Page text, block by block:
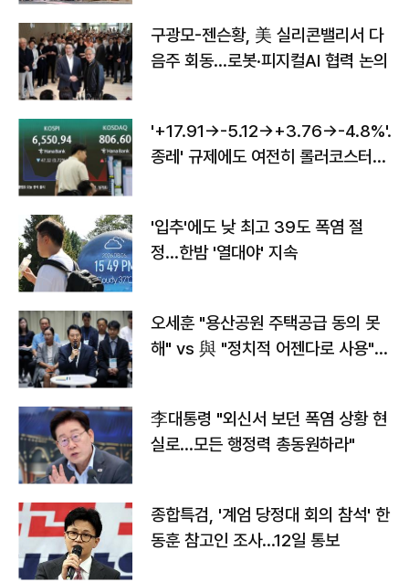
구광모-젠슨황, 美 실리콘밸리서 다
음주 회동…로봇·피지컬AI 협력 논의
'+17.91→-5.12→+3.76→-4.8%'…'
종레' 규제에도 여전히 롤러코스터
'입추'에도 낮 최고 39도 폭염 절
정…한밤 '열대야' 지속
오세훈 "용산공원 주택공급 동의 못
해" vs 與 "정치적 어젠다로 사용"
李대통령 "외신서 보던 폭염 상황 현
실로…모든 행정력 총동원하라"
종합특검, '계엄 당정대 회의 참석' 한
동훈 참고인 조사...12일 통보